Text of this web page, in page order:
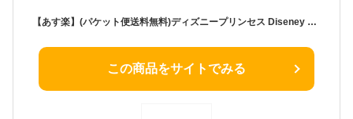
【あす楽】(パケット便送料無料)ディズニープリンセス Diseney Princess アームリング こども浮き輪/スイムリング/ビーチフロート/浮き遊具 196634(パケット便送料無料)
この商品をサイトでみる